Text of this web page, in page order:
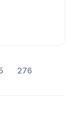
276